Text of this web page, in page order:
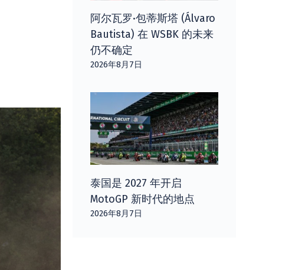
阿尔瓦罗·包蒂斯塔 (Álvaro
Bautista) 在 WSBK 的未来
仍不确定
2026年8月7日
泰国是 2027 年开启
MotoGP 新时代的地点
2026年8月7日